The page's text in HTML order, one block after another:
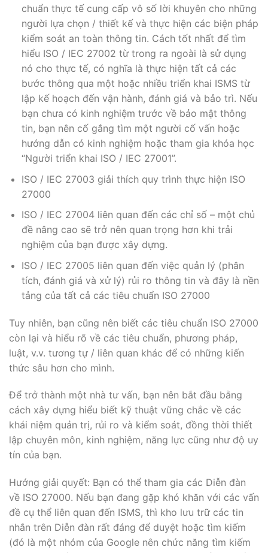
chuẩn thực tế cung cấp vô số lời khuyên cho những
người lựa chọn / thiết kế và thực hiện các biện pháp
kiểm soát an toàn thông tin. Cách tốt nhất để tìm
hiểu ISO / IEC 27002 từ trong ra ngoài là sử dụng
nó cho thực tế, có nghĩa là thực hiện tất cả các
bước thông qua một hoặc nhiều triển khai ISMS từ
lập kế hoạch đến vận hành, đánh giá và bảo trì. Nếu
bạn chưa có kinh nghiệm trước về bảo mật thông
tin, bạn nên cố gắng tìm một người cố vấn hoặc
hướng dẫn có kinh nghiệm hoặc tham gia khóa học
“Người triển khai ISO / IEC 27001”.
ISO / IEC 27003 giải thích quy trình thực hiện ISO
27000
ISO / IEC 27004 liên quan đến các chỉ số – một chủ
đề nâng cao sẽ trở nên quan trọng hơn khi trải
nghiệm của bạn được xây dựng.
ISO / IEC 27005 liên quan đến việc quản lý (phân
tích, đánh giá và xử lý) rủi ro thông tin và đây là nền
tảng của tất cả các tiêu chuẩn ISO 27000
Tuy nhiên, bạn cũng nên biết các tiêu chuẩn ISO 27000
còn lại và hiểu rõ về các tiêu chuẩn, phương pháp,
luật, v.v. tương tự / liên quan khác để có những kiến
thức sâu hơn cho mình.
Để trở thành một nhà tư vấn, bạn nên bắt đầu bằng
cách xây dựng hiểu biết kỹ thuật vững chắc về các
khái niệm quản trị, rủi ro và kiểm soát, đồng thời thiết
lập chuyên môn, kinh nghiệm, năng lực cũng như độ uy
tín của bạn.
Hướng giải quyết: Bạn có thể tham gia các Diễn đàn
về ISO 27000. Nếu bạn đang gặp khó khăn với các vấn
đề cụ thể liên quan đến ISMS, thì kho lưu trữ các tin
nhắn trên Diễn đàn rất đáng để duyệt hoặc tìm kiếm
(đó là một nhóm của Google nên chức năng tìm kiếm